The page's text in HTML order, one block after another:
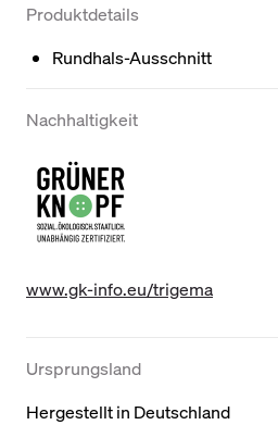
Produktdetails
Rundhals-Ausschnitt
Nachhaltigkeit
www.gk-info.eu/trigema
Ursprungsland
Hergestellt in Deutschland